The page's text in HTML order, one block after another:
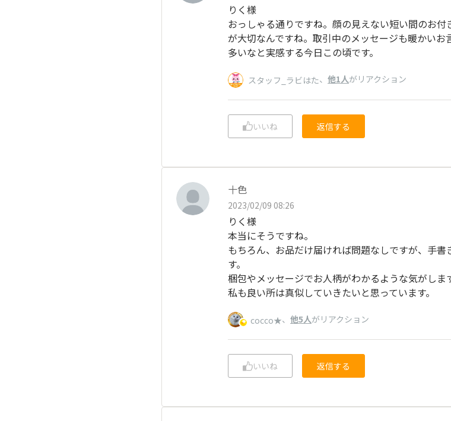
りく様
おっしゃる通りですね。顔の見えない短い間のお
が大切なんですね。取引中のメッセージも暖かい
多いなと実感する今日この頃です。
スタッフ_ラビはた、 他1人がリアクション
いいね 返信する
十色
2023/02/09 08:26
りく様
本当にそうですね。
もちろん、お品だけ届ければ問題なしですが、手
す。
梱包やメッセージでお人柄がわかるような気がしま
私も良い所は真似していきたいと思っています。
cocco★、 他5人がリアクション
いいね 返信する